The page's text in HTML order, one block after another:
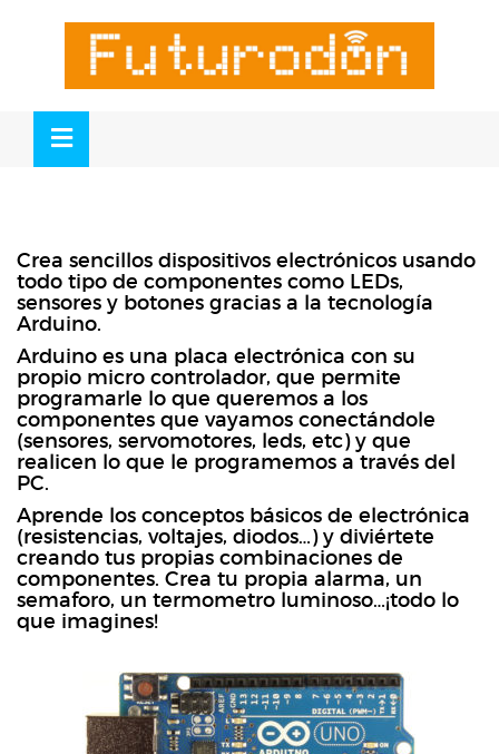
Crea sencillos dispositivos electrónicos usando
todo tipo de componentes como LEDs,
sensores y botones gracias a la tecnología
Arduino.
Arduino es una placa electrónica con su
propio micro controlador, que permite
programarle lo que queremos a los
componentes que vayamos conectándole
(sensores, servomotores, leds, etc) y que
realicen lo que le programemos a través del
PC.
Aprende los conceptos básicos de electrónica
(resistencias, voltajes, diodos…) y diviértete
creando tus propias combinaciones de
componentes. Crea tu propia alarma, un
semaforo, un termometro luminoso…¡todo lo
que imagines!